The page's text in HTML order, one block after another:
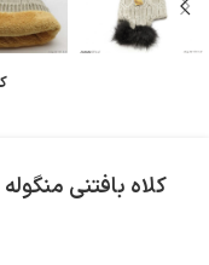
کلاه بافتنی